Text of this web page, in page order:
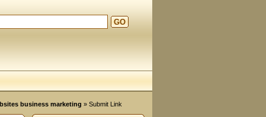
GO
business marketing » Submit Link